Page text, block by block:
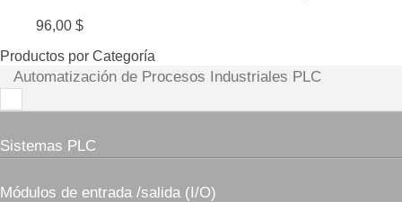
96,00 $
Productos por Categoría
Automatización de Procesos Industriales PLC
Sistemas PLC
Módulos de entrada /salida (I/O)